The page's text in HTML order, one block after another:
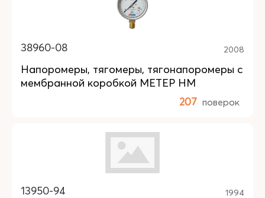
38960-08 2008
Напоромеры, тягомеры, тягонапоромеры с
мембранной коробкой МЕТЕР НМ
207 поверок
13950-94 1994